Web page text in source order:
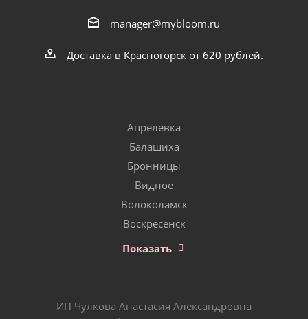
manager@mybloom.ru
Доставка в Красногорск от 620 рублей.
Апрелевка
Балашиха
Бронницы
Видное
Волоколамск
Воскресенск
Показать
ИП Чулкова Анастасия Александровна